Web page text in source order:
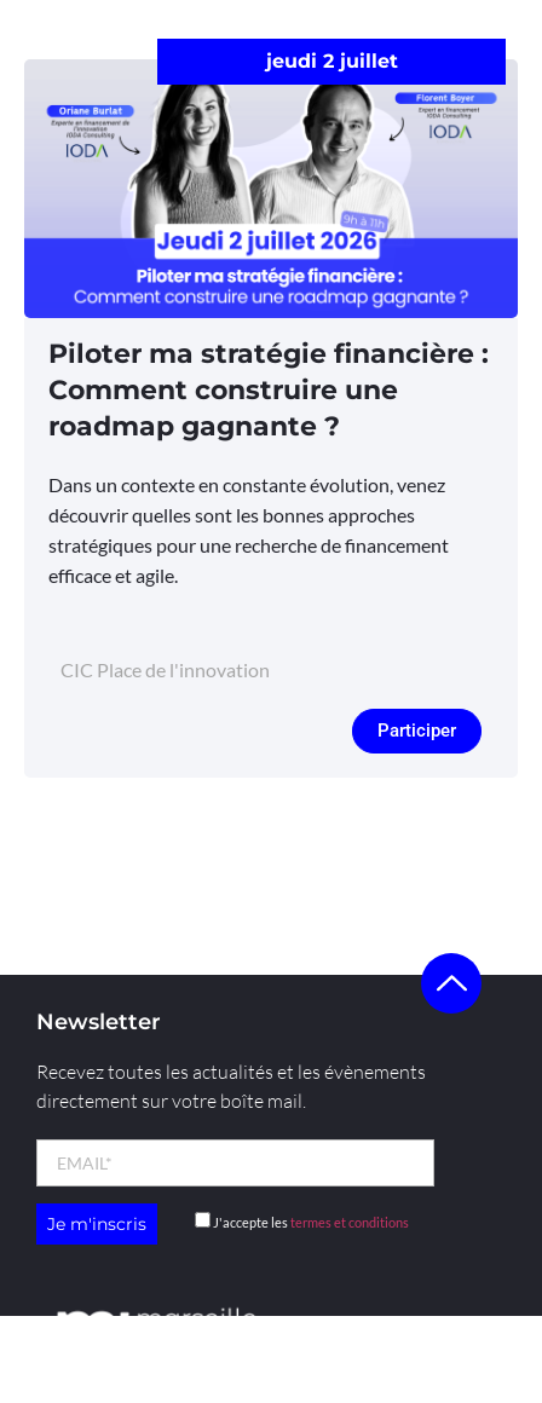
jeudi 2 juillet
Piloter ma stratégie financière :
Comment construire une
roadmap gagnante ?
Dans un contexte en constante évolution, venez
découvrir quelles sont les bonnes approches
stratégiques pour une recherche de financement
efficace et agile.
CIC Place de l'innovation
Participer
Newsletter
Recevez toutes les actualités et les évènements
directement sur votre boîte mail.
J'accepte lestermes et conditions